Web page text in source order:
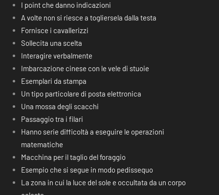
I point che danno indicazioni
A volte non si riesce a togliersela dalla testa
Fornisce i cavallerizzi
Sollecita una scelta
Interagire verbalmente
Imbarcazione cinese con le vele di stuoie
Esemplari da stampa
Un tipo particolare di posta elettronica
Una mossa degli scacchi
Passaggio tra i filari
Hanno serie difficoltà a eseguire le operazioni
matematiche
Macchina per il taglio del foraggio
Esempio che si segue in modo pedissequo
La zona in cui la luce del sole e occultata da un corpo